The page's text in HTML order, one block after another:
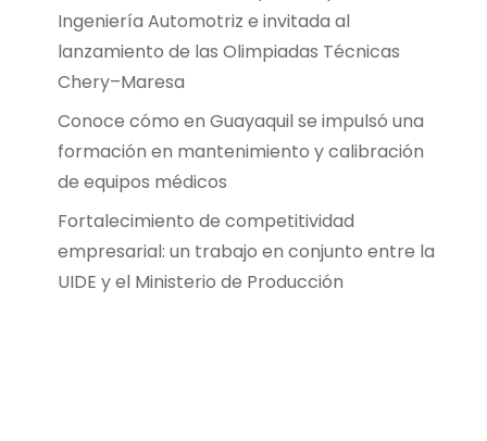
Ingeniería Automotriz e invitada al
lanzamiento de las Olimpiadas Técnicas
Chery–Maresa
Conoce cómo en Guayaquil se impulsó una
formación en mantenimiento y calibración
de equipos médicos
Fortalecimiento de competitividad
empresarial: un trabajo en conjunto entre la
UIDE y el Ministerio de Producción